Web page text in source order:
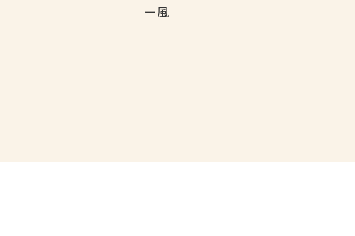
ー風